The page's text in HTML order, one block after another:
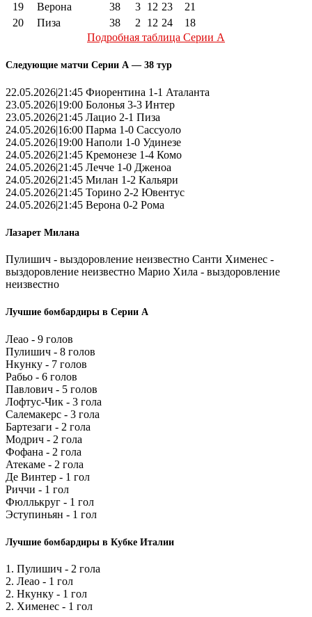
19
Верона 38 3 12 23
21
20
Пиза 38 2 12 24
18
Подробная таблица Серии А
Следующие матчи Серии А — 38 тур
22.05.2026|21:45 Фиорентина 1-1 Аталанта
23.05.2026|19:00 Болонья 3-3 Интер
23.05.2026|21:45 Лацио 2-1 Пиза
24.05.2026|16:00 Парма 1-0 Сассуоло
24.05.2026|19:00 Наполи 1-0 Удинезе
24.05.2026|21:45 Кремонезе 1-4 Комо
24.05.2026|21:45 Лечче 1-0 Дженоа
24.05.2026|21:45 Милан 1-2 Кальяри
24.05.2026|21:45 Торино 2-2 Ювентус
24.05.2026|21:45 Верона 0-2 Рома
Лазарет Милана
Пулишич - выздоровление неизвестно Санти Хименес -
выздоровление неизвестно Марио Хила - выздоровление
неизвестно
Лучшие бомбардиры в Серии А
Леао - 9 голов
Пулишич - 8 голов
Нкунку - 7 голов
Рабьо - 6 голов
Павлович - 5 голов
Лофтус-Чик - 3 гола
Салемакерс - 3 гола
Бартезаги - 2 гола
Модрич - 2 гола
Фофана - 2 гола
Атекаме - 2 гола
Де Винтер - 1 гол
Риччи - 1 гол
Фюллькруг - 1 гол
Эступиньян - 1 гол
Лучшие бомбардиры в Кубке Италии
1. Пулишич - 2 гола
2. Леао - 1 гол
2. Нкунку - 1 гол
2. Хименес - 1 гол